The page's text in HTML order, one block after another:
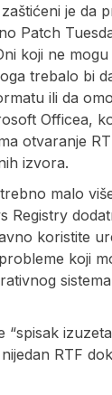
je da
Patch
koji ne
trebalo bi
ili da
Officea,
otvaranje
izvora.
malo
Registry
koristite
koji
RTF